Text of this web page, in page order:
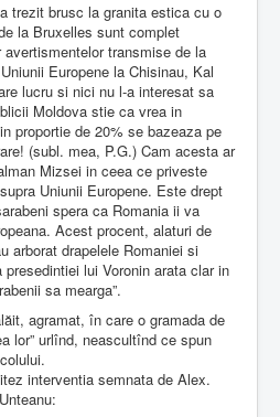
trezit brusc la granita estica cu o
la Bruxelles sunt complet
transmise de la
Europene la Chisinau, Kal
lucru si nici nu l-a interesat sa
Moldova stie ca vrea in
proportie de 20% se bazeaza pe
(subl. mea, P.G.) Cam acesta ar
Mizsei in ceea ce priveste
Uniunii Europene. Este drept
spera ca Romania ii va
Acest procent, alaturi de
arborat drapelele Romaniei si
presedintiei lui Voronin arata clar in
sa mearga”.
agramat, în care o gramada de
lor” urlînd, neascultînd ce spun
interventia semnata de Alex.